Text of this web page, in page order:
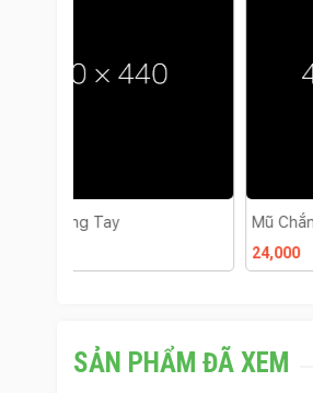
Mũ Chắn Nước Gội Đầu Cho Bé
SẢN PHẨM ĐÃ XEM